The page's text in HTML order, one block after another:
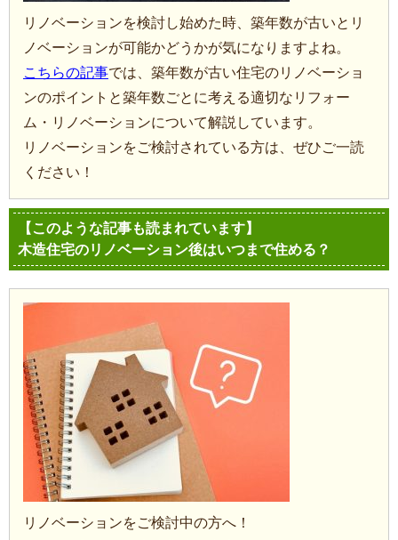
リノベーションを検討し始めた時、築年数が古いとリ
ノベーションが可能かどうかが気になりますよね。
こちらの記事では、築年数が古い住宅のリノベーショ
ンのポイントと築年数ごとに考える適切なリフォー
ム・リノベーションについて解説しています。
リノベーションをご検討されている方は、ぜひご一読
ください！
【このような記事も読まれています】
木造住宅のリノベーション後はいつまで住める？
リノベーションをご検討中の方へ！